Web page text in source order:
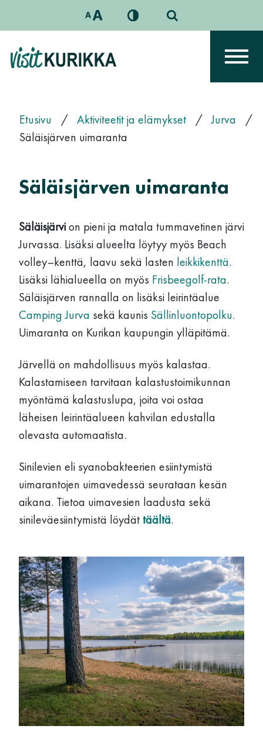
Päävalikko
Etusivu / Aktiviteetit ja elämykset / Jurva
/
Säläisjärven uimaranta
Säläisjärven uimaranta
Säläisjärvion pieni ja matala tummavetinen järvi
Jurvassa. Lisäksi alueelta löytyy myös Beach
volley–kenttä, laavu sekä lasten leikkikenttä.
Lisäksi lähialueella on myös Frisbeegolf-rata.
Säläisjärven rannalla on lisäksi leirintäalue
Camping Jurva sekä kaunis Sällinluontopolku.
Uimaranta on Kurikan kaupungin ylläpitämä.
Järvellä on mahdollisuus myös kalastaa.
Kalastamiseen tarvitaan kalastustoimikunnan
myöntämä kalastuslupa, joita voi ostaa
läheisen leirintäalueen kahvilan edustalla
olevasta automaatista.
Sinilevien eli syanobakteerien esiintymistä
uimarantojen uimavedessä seurataan kesän
aikana. Tietoa uimavesien laadusta sekä
sinileväesiintymistä löydät täältä.